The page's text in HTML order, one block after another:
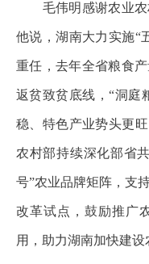
毛伟明感谢农业农
他说，湖南大力实施“
重任，去年全省粮食
返贫致贫底线，“洞庭
稳、特色产业势头更
农村部持续深化部省
号”农业品牌矩阵，支
改革试点，鼓励推广
用，助力湖南加快建设